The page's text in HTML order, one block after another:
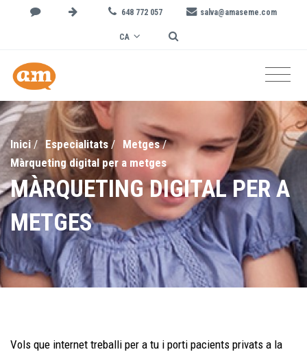
648 772 057 salva@amaseme.com
CA
Inici / Especialitats / Metges /
Màrqueting digital per a metges
MÀRQUETING DIGITAL PER A
METGES
Vols que internet treballi per a tu i porti pacients privats a la